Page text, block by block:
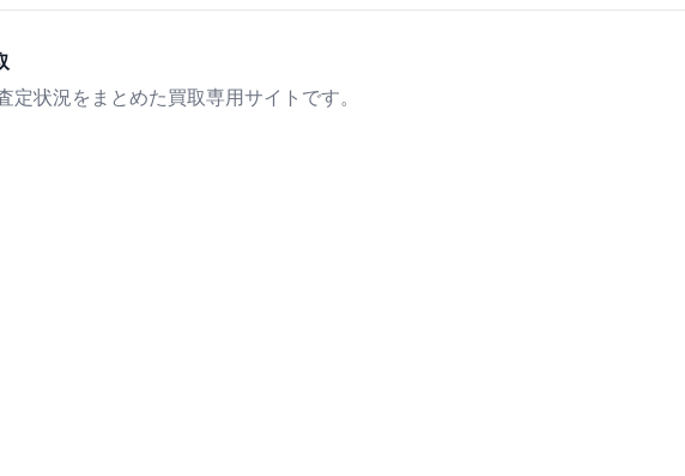
定状況をまとめた買取専用サイトです。